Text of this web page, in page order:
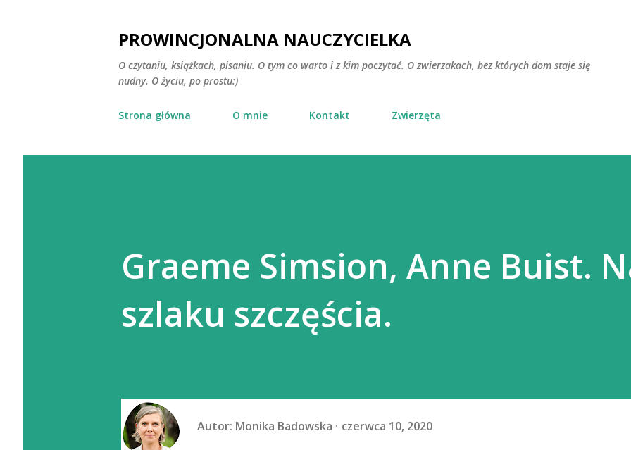
PROWINCJONALNA NAUCZYCIELKA
O czytaniu, książkach, pisaniu. O tym co warto i z kim poczytać. O zwierzakach, bez których dom staje się
nudny. O życiu, po prostu:)
Strona główna O mnie Kontakt Zwierzęta
Graeme Simsion, Anne Buist.
szlaku szczęścia.
Autor: Monika Badowska czerwca 10, 2020